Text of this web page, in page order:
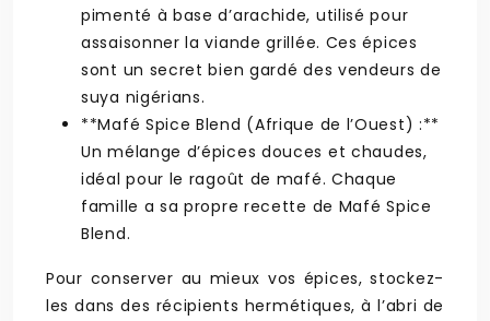
pimenté à base d’arachide, utilisé pour
assaisonner la viande grillée. Ces épices
sont un secret bien gardé des vendeurs de
suya nigérians.
**Mafé Spice Blend (Afrique de l’Ouest) :**
Un mélange d’épices douces et chaudes,
idéal pour le ragoût de mafé. Chaque
famille a sa propre recette de Mafé Spice
Blend.
Pour conserver au mieux vos épices, stockez-
les dans des récipients hermétiques, à l’abri de